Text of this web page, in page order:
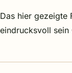
Das hier gezeigte
eindrucksvoll sein